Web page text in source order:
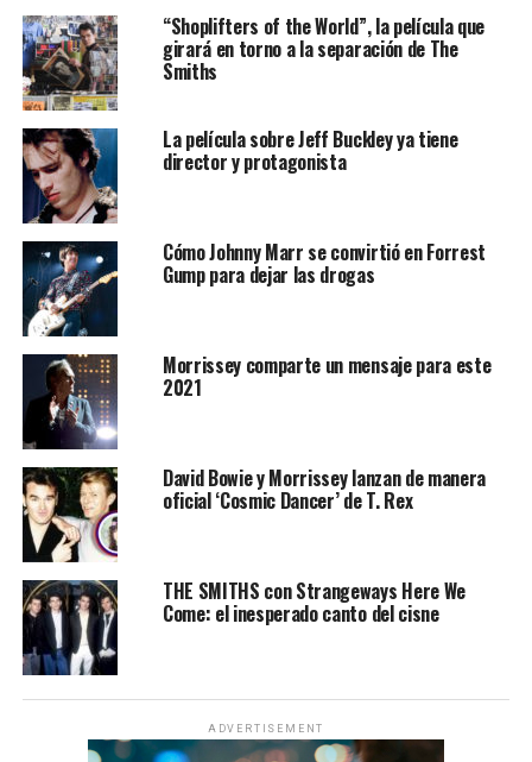
“Shoplifters of the World”, la película que
girará en torno a la separación de The
Smiths
La película sobre Jeff Buckley ya tiene
director y protagonista
Cómo Johnny Marr se convirtió en Forrest
Gump para dejar las drogas
Morrissey comparte un mensaje para este
2021
David Bowie y Morrissey lanzan de manera
oficial ‘Cosmic Dancer’ de T. Rex
THE SMITHS con Strangeways Here We
Come: el inesperado canto del cisne
ADVERTISEMENT